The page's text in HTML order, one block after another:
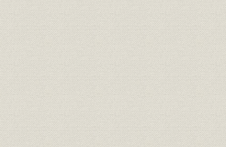
経営;預金 金庫預金の科目別残高
昭和20年
(1947年)3
経営;預金 金庫預金の団体別残高
昭和20年
(1947年)3
経営;預金 金庫預金の団体別残高
昭和21年
(1947年)3